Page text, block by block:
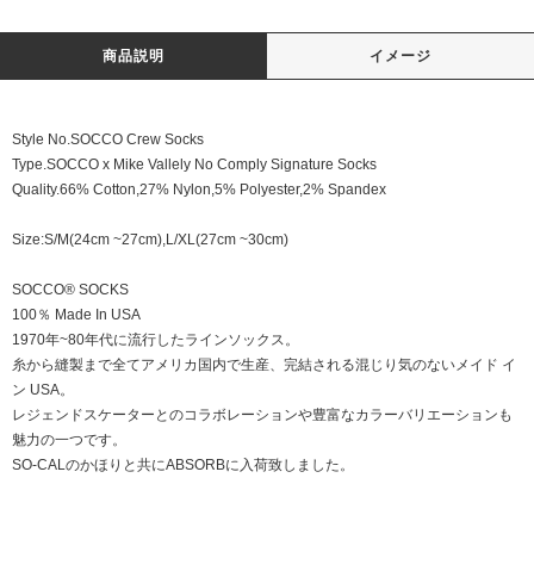
商品説明 イメージ
Style No.SOCCO Crew Socks
Type.SOCCO x Mike Vallely No Comply Signature Socks
Quality.66% Cotton,27% Nylon,5% Polyester,2% Spandex
Size:S/M(24cm ~27cm),L/XL(27cm ~30cm)
SOCCO® SOCKS
100％ Made In USA
1970年~80年代に流行したラインソックス。
糸から縫製まで全てアメリカ国内で生産、完結される混じり気のないメイド イ
ン USA。
レジェンドスケーターとのコラボレーションや豊富なカラーバリエーションも
魅力の一つです。
SO-CALのかほりと共にABSORBに入荷致しました。